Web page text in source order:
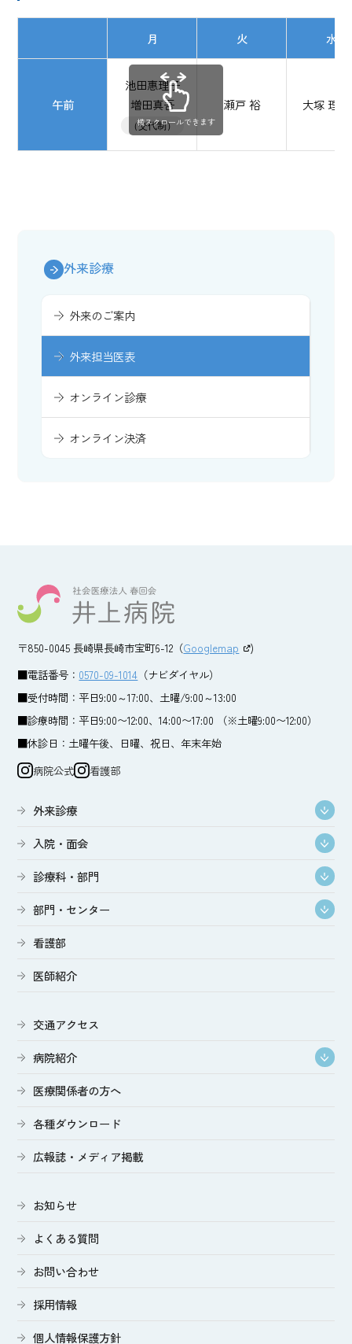
月 火 水
午前
池田惠理子
増田真吾
（交代制）
瀬戸 裕 大塚 理
横スクロールできます
外来診療
外来のご案内
外来担当医表
オンライン診療
オンライン決済
〒850-0045 長崎県長崎市宝町6-12（Googlemap
)
■電話番号： 0570-09-1014 （ナビダイヤル）
■受付時間：平日9:00～17:00、土曜/9:00～13:00
■診療時間：平日9:00〜12:00、14:00〜17:00 （※土曜9:00〜12:00）
■休診日：土曜午後、日曜、祝日、年末年始
病院公式
看護部
外来診療
入院・面会
診療科・部門
部門・センター
看護部
医師紹介
交通アクセス
病院紹介
医療関係者の方へ
各種ダウンロード
広報誌・メディア掲載
お知らせ
よくある質問
お問い合わせ
採用情報
個人情報保護方針